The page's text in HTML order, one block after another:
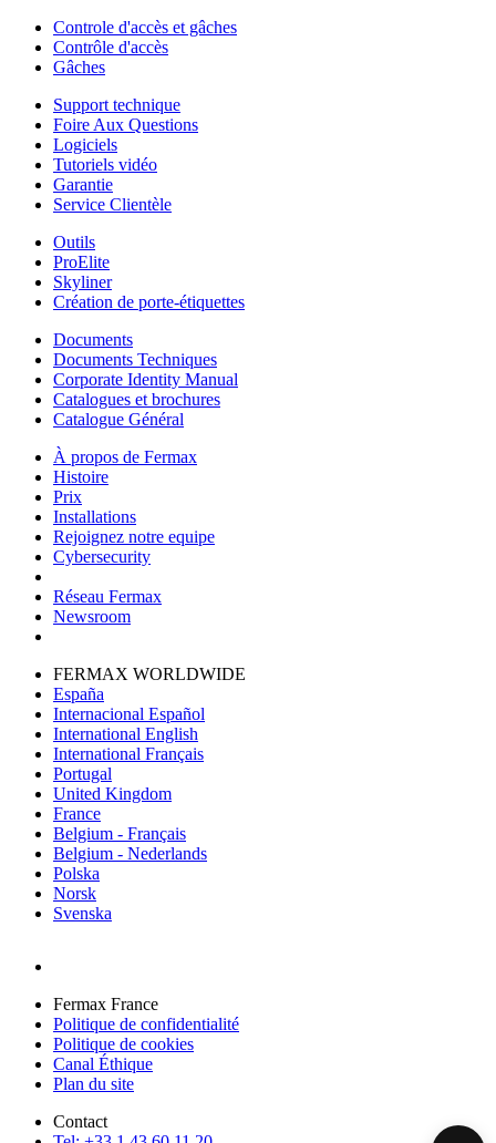
Controle d'accès et gâches
Contrôle d'accès
Gâches
Support technique
Foire Aux Questions
Logiciels
Tutoriels vidéo
Garantie
Service Clientèle
Outils
ProElite
Skyliner
Création de porte-étiquettes
Documents
Documents Techniques
Corporate Identity Manual
Catalogues et brochures
Catalogue Général
À propos de Fermax
Histoire
Prix
Installations
Rejoignez notre equipe
Cybersecurity
Réseau Fermax
Newsroom
FERMAX WORLDWIDE
España
Internacional Español
International English
International Français
Portugal
United Kingdom
France
Belgium - Français
Belgium - Nederlands
Polska
Norsk
Svenska
Fermax France
Politique de confidentialité
Politique de cookies
Canal Éthique
Plan du site
Contact